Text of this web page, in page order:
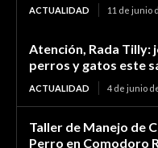
ACTUALIDAD 11 de junio
Atención, Rada Tilly:
perros y gatos este
ACTUALIDAD 4 de junio
Taller de Manejo de
Perro en Comodoro